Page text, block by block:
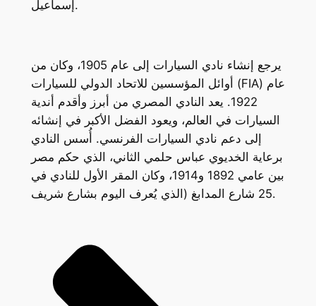
إسماعيل.
يرجع إنشاء نادي السيارات إلى عام 1905، وكان من
أوائل المؤسسين للاتحاد الدولي للسيارات (FIA) عام
1922. يعد النادي المصري من أبرز وأقدم أندية
السيارات في العالم، ويعود الفضل الأكبر في إنشائه
إلى دعم نادي السيارات الفرنسي. أُسس النادي
برعاية الخديوي عباس حلمي الثاني، الذي حكم مصر
بين عامي 1892 و1914، وكان المقر الأول للنادي في
25 شارع المدابغ (الذي يُعرف اليوم بشارع شريف.